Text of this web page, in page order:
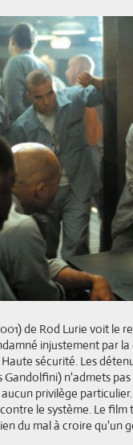
de Rod Lurie voit le
injustement par
sécurité. Les
Gandolfini) n'admets
privilège
le système. Le
du mal à croire qu'un